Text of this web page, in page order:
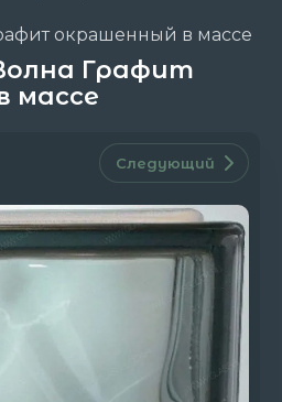
окрашенный в массе
Графит
массе
Следующий